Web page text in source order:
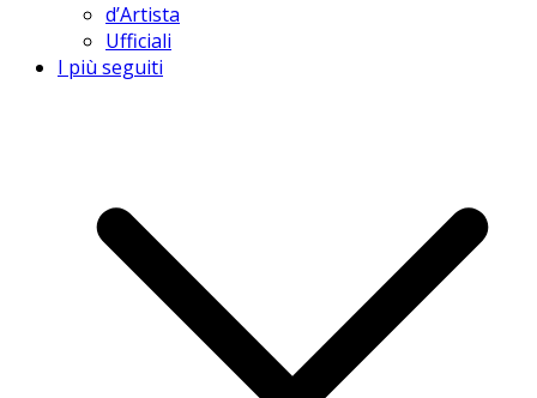
d’Artista
Ufficiali
I più seguiti